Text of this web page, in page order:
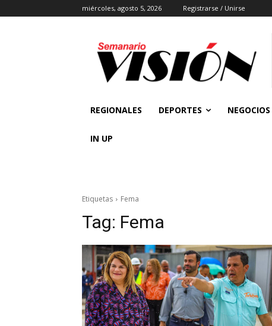
miércoles, agosto 5, 2026 Registrarse / Unirse
REGIONALES DEPORTES NEGOCIOS
IN UP
Etiquetas Fema
Tag: Fema